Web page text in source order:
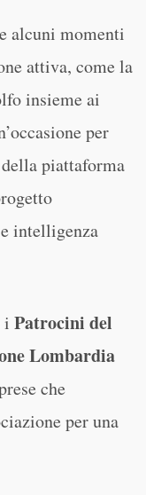
alcuni momenti
attiva, come la
insieme ai
per
piattaforma
intelligenza
i Patrocini del
Lombardia
che
per una